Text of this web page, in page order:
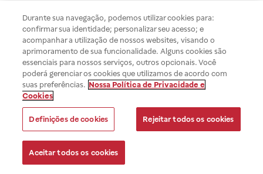
Durante sua navegação, podemos utilizar cookies para:
confirmar sua identidade; personalizar seu acesso; e
acompanhar a utilização de nossos websites, visando o
aprimoramento de sua funcionalidade. Alguns cookies são
essenciais para nossos serviços, outros opcionais. Você
poderá gerenciar os cookies que utilizamos de acordo com
suas preferências. Nossa Política de Privacidade e
Cookies
Definições de cookies Rejeitar todos os cookies
Aceitar todos os cookies